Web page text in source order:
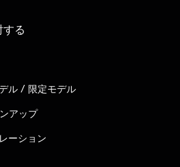
る
ル / 限定モデル
アップ
ーション